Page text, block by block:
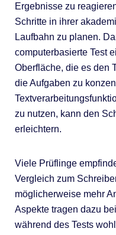
Ergebnisse zu
Schritte in ihrer
Laufbahn zu planen.
computerbasierte Test
Oberfläche, die es den
die Aufgaben zu
zu nutzen, kann den
erleichtern.
Viele Prüflinge
Vergleich zum
möglicherweise mehr
Aspekte tragen dazu
während des Tests